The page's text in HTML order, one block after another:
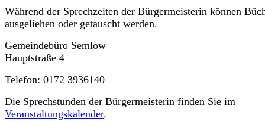
Während der Sprechzeiten der Bürgermeisterin können
ausgeliehen oder getauscht werden.
Gemeindebüro Semlow
Hauptstraße 4
Telefon: 0172 3936140
Die Sprechstunden der Bürgermeisterin finden Sie im
Veranstaltungskalender.